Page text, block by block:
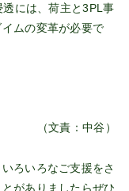
には、荷主と3PL事
ムの変革が必要で
（文責：中谷）
ろいろなご支援をさ
がありましたらぜひ